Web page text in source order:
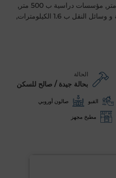
ب 250 متر, سوق ممتازة ب 350 متر, مؤسسات دراسية ب 500 متر,
مكتبة و شاطئ ب 750 متر, محطة و وسائل النقل ب 1.6 الكيلومترات,
الحالة
بحالة جيدة / صالح للسكن
القبو صالون أوروبي
مطبخ مجهز